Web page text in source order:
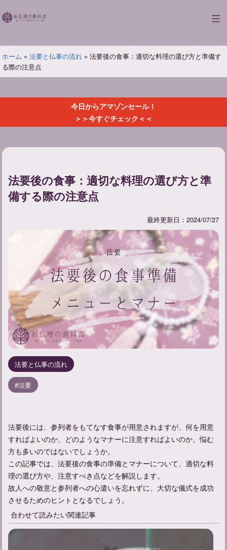
ン
ツ
へ
ス
お
壇
の
教
ホーム » 法要と仏事の流れ» 法要後の食事：適切な料理の選び方と準備す
る際の注意点
今日からアマゾンセール！
＞＞今すぐチェック＜＜
法要後の食事：適切な料理の選び方と準
備する際の注意点
最終更新日：2024/07/27
法要と仏事の流れ
法要
法要後には、参列者をもてなす食事が用意されますが、何を用意
すればよいのか、どのようなマナーに注意すればよいのか、悩む
方も多いのではないでしょうか。
この記事では、法要後の食事の準備とマナーについて、適切な料
理の選び方や、注意すべき点などを解説します。
故人への敬意と参列者への心遣いを忘れずに、大切な儀式を成功
させるためのヒントとなるでしょう。
合わせて読みたい関連記事